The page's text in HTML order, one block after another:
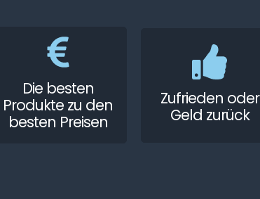
Die besten
Produkte zu den
besten Preisen
Zufrieden oder
Geld zurück